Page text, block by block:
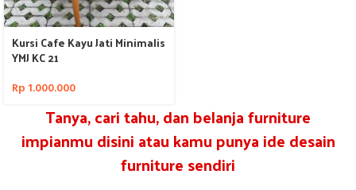
Kursi Cafe Kayu Jati Minimalis
YMJ KC 21
Rp 1.000.000
Tanya, cari tahu, dan belanja furniture
impianmu disini atau kamu punya ide desain
furniture sendiri